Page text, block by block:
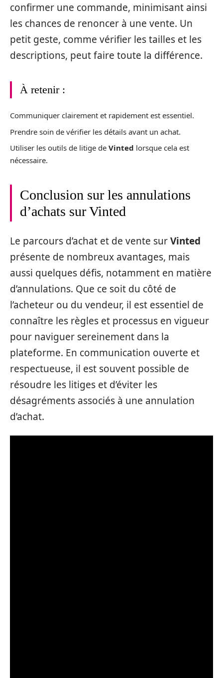
confirmer une commande, minimisant ainsi
les chances de renoncer à une vente. Un
petit geste, comme vérifier les tailles et les
descriptions, peut faire toute la différence.
À retenir :
Communiquer clairement et rapidement est essentiel.
Prendre soin de vérifier les détails avant un achat.
Utiliser les outils de litige de Vinted lorsque cela est
nécessaire.
Conclusion sur les annulations
d’achats sur Vinted
Le parcours d’achat et de vente surVinted
présente de nombreux avantages, mais
aussi quelques défis, notamment en matière
d’annulations. Que ce soit du côté de
l’acheteur ou du vendeur, il est essentiel de
connaître les règles et processus en vigueur
pour naviguer sereinement dans la
plateforme. En communication ouverte et
respectueuse, il est souvent possible de
résoudre les litiges et d’éviter les
désagréments associés à une annulation
d’achat.